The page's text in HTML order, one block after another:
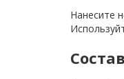
Нанесите
Состав